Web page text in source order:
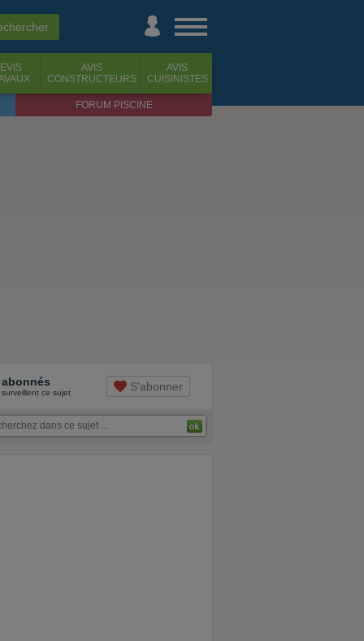
AVIS
CONSTRUCTEURS
AVIS
CUISINISTES
FORUM PISCINE
abonnés
surveillent ce sujet S'abonner